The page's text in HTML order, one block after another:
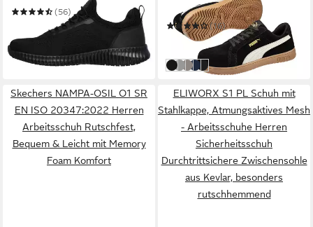
(56)
in 1-2 Werktagen bei dir
Sicherheitsschuh S1PL ESD
Sicherheitsschuh
(16)
ab 115,00 €
in 3-4 Werktagen bei dir
Schwarz-Weiß
Grau
Grau-Schwarz
Blau
Schwarz
Skechers NAMPA-OSIL O1 SR
EN ISO 20347:2022 Herren
Arbeitsschuh Rutschfest,
Bequem & Leicht mit Memory
Foam Komfort
ELIWORX S1 PL Schuh mit
Stahlkappe, Atmungsaktives Mesh
- Arbeitsschuhe Herren
Sicherheitsschuh
Durchtrittsichere Zwischensohle
aus Kevlar, besonders
rutschhemmend